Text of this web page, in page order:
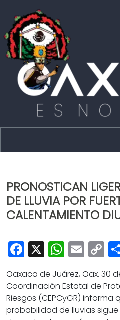
Capital
Policíaca
Cultura
Deportes
Opinión
PRONOSTICAN
DE LLUVIA POR
CALENTAMIENTO
Facebook
X
Oaxaca de Juárez, Oax. 30
Coordinación Estatal de
Riesgos (CEPCyGR)
probabilidad de lluvias